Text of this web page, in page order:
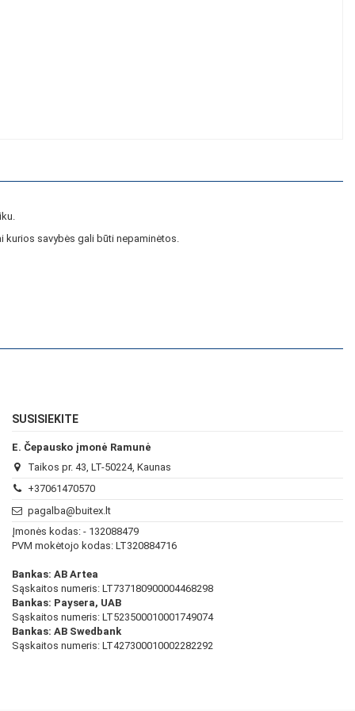
savybės gali būti nepaminėtos.
SUSISIEKITE
E. Čepausko įmonė Ramunė
Taikos pr. 43, LT-50224, Kaunas
+37061470570
pagalba@buitex.lt
Įmonės kodas: - 132088479
PVM mokėtojo kodas: LT320884716
Bankas: AB Artea
Sąskaitos numeris: LT737180900004468298
Bankas: Paysera, UAB
Sąskaitos numeris: LT523500010001749074
Bankas: AB Swedbank
Sąskaitos numeris: LT427300010002282292